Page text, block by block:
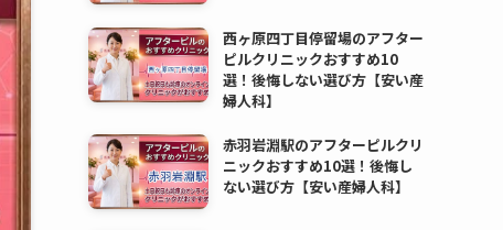
西ヶ原四丁目停留場のアフター
ピルクリニックおすすめ10
選！後悔しない選び方【安い産
婦人科】
赤羽岩淵駅のアフターピルクリ
ニックおすすめ10選！後悔し
ない選び方【安い産婦人科】